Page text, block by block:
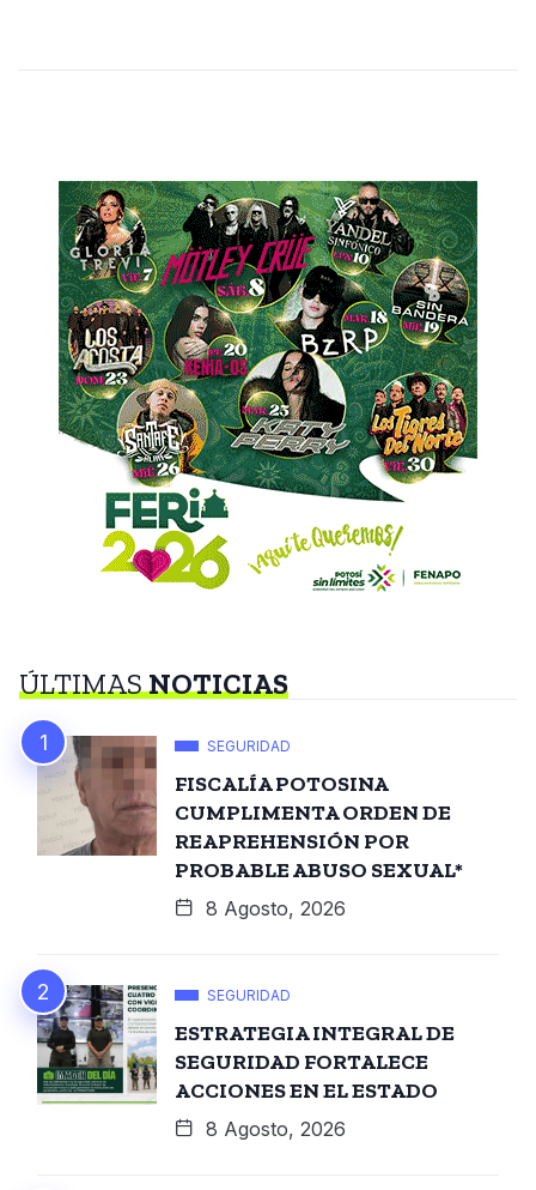
ÚLTIMASNOTICIAS
SEGURIDAD
FISCALÍA POTOSINA
CUMPLIMENTA ORDEN DE
REAPREHENSIÓN POR
PROBABLE ABUSO SEXUAL*
8 Agosto, 2026
SEGURIDAD
ESTRATEGIA INTEGRAL DE
SEGURIDAD FORTALECE
ACCIONES EN EL ESTADO
8 Agosto, 2026